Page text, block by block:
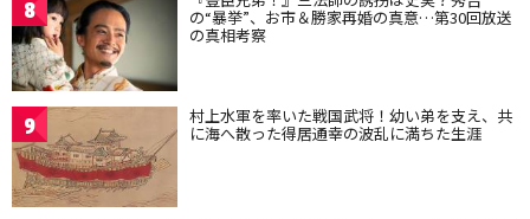
8 の“暴挙”、お市＆勝家再婚の真意…第30回放送
の真相考察
9 村上水軍を率いた戦国武将！幼い弟を支え、共
に海へ散った得居通幸の波乱に満ちた生涯